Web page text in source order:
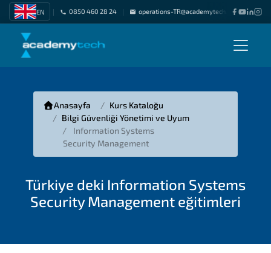
EN | 0850 460 28 24 | operations-TR@academytech.com |
Anasayfa
Kurs Kataloğu
Bilgi Güvenliği Yönetimi ve Uyum
Information Systems
Security Management
Türkiye deki Information Systems
Security Management eğitimleri